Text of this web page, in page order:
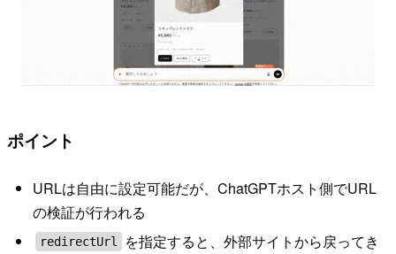
ポイント
URLは自由に設定可能だが、ChatGPTホスト側でURL
の検証が行われる
redirectUrl
を指定すると、外部サイトから戻ってき